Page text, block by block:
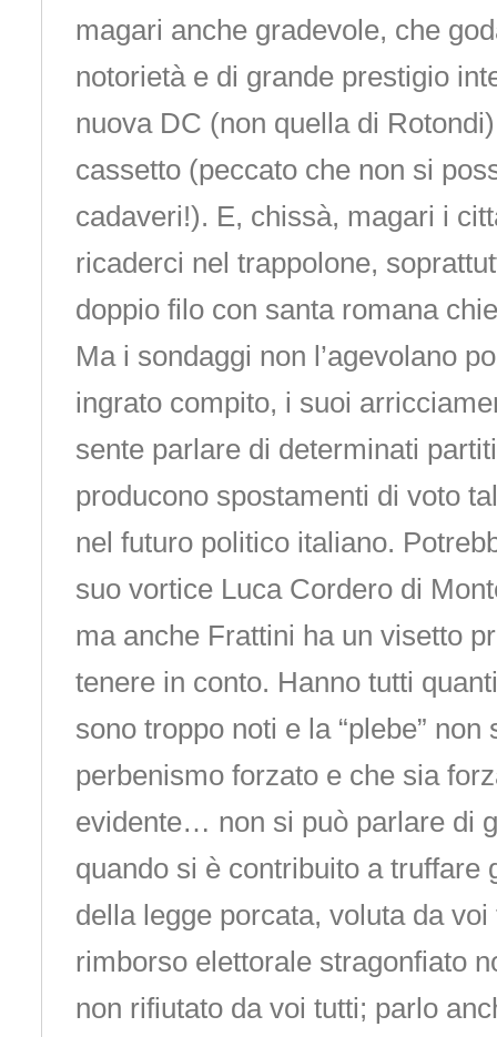
magari anche gradevole, che
notorietà e di grande prestigio
nuova DC (non quella di
cassetto (peccato che non si
cadaveri!). E, chissà, magari i
ricaderci nel trappolone,
doppio filo con santa romana
Ma i sondaggi non l’agevolano
ingrato compito, i suoi
sente parlare di determinati
producono spostamenti di voto
nel futuro politico italiano.
suo vortice Luca Cordero di
ma anche Frattini ha un visetto
tenere in conto. Hanno tutti
sono troppo noti e la “plebe” non
perbenismo forzato e che sia
evidente… non si può parlare di
quando si è contribuito a truffare
della legge porcata, voluta da
rimborso elettorale stragonfiato
non rifiutato da voi tutti; parlo